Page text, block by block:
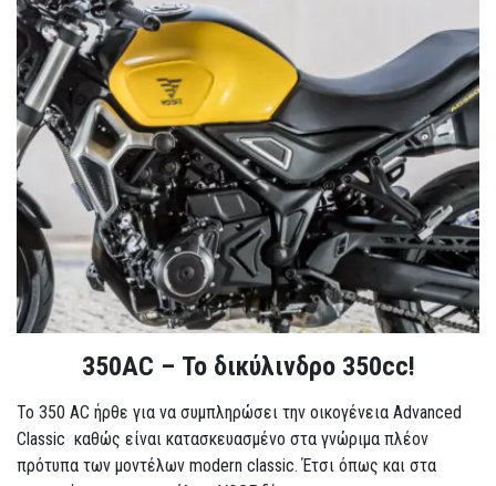
350AC – Το δικύλινδρο 350cc!
To 350 AC ήρθε για να συμπληρώσει την οικογένεια Advanced
Classic καθώς είναι κατασκευασμένο στα γνώριμα πλέον
πρότυπα των μοντέλων modern classic. Έτσι όπως και στα